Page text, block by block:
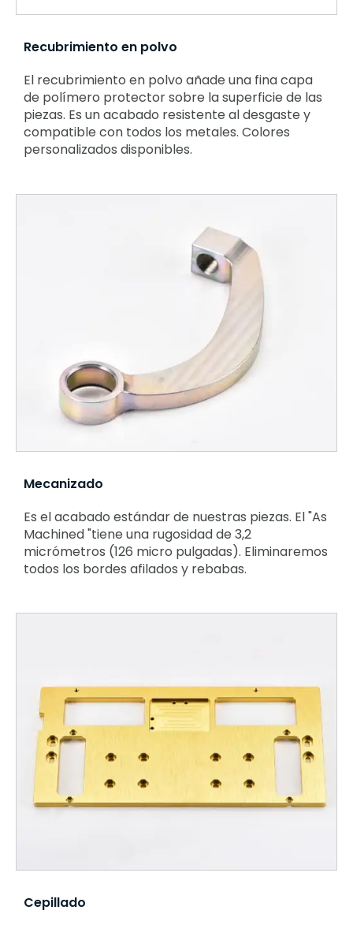
Recubrimiento en polvo
El recubrimiento en polvo añade una fina capa
de polímero protector sobre la superficie de las
piezas. Es un acabado resistente al desgaste y
compatible con todos los metales. Colores
personalizados disponibles.
Mecanizado
Es el acabado estándar de nuestras piezas. El "As
Machined "tiene una rugosidad de 3,2
micrómetros (126 micro pulgadas). Eliminaremos
todos los bordes afilados y rebabas.
Cepillado